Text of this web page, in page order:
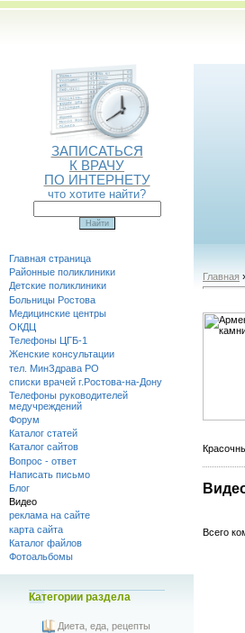
ЗАПИСАТЬСЯ
К ВРАЧУ
ПО ИНТЕРНЕТУ
что хотите найти?
Главная страница
Районные поликлиники
Детские поликлиники
Больницы Ростова
Медицинские центры
ОКДЦ
Телефоны ЦГБ-1
Женские консультации
тел. МинЗдрава РО
списки врачей г.Ростова-на-Дону
Телефоны руководителей
медучреждений
Форум
Каталог статей
Каталог сайтов
Вопрос - ответ
Написать письмо
Блог
Видео
реклама на сайте
карта сайта
Каталог файлов
Фотоальбомы
Категории раздела
Диета, еда, рецепты
Главная
Всего